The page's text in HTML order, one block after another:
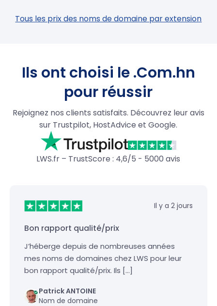
Tous les prix des noms de domaine par extension
Ils ont choisi le .Com.hn
pour réussir
Rejoignez nos clients satisfaits. Découvrez leur avis
sur Trustpilot, HostAdvice et Google.
LWS.fr – TrustScore : 4,6/5 - 5000 avis
Il y a 2 jours
Bon rapport qualité/prix
J’héberge depuis de nombreuses années
mes noms de domaines chez LWS pour leur
bon rapport qualité/prix. Ils […]
Patrick ANTOINE
Nom de domaine